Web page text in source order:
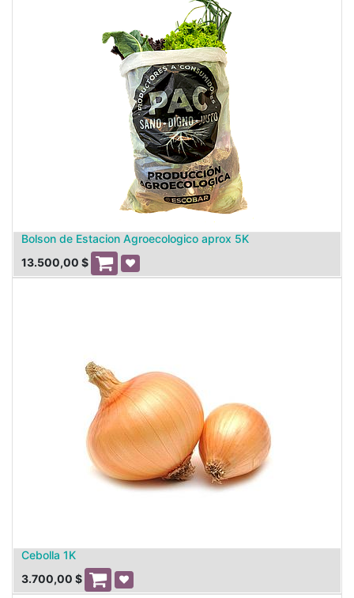
Bolson de Estacion Agroecologico aprox 5K
13.500,00 $
Cebolla 1K
3.700,00 $